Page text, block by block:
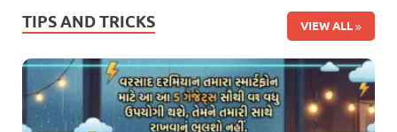
TIPS AND TRICKS VIEW ALL